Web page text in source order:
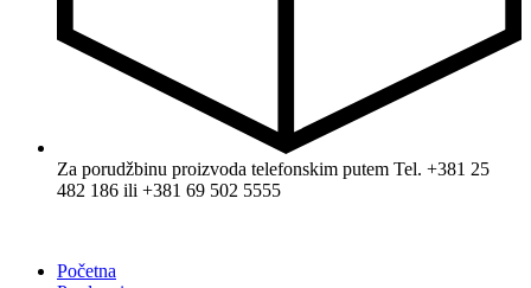
Za porudžbinu proizvoda telefonskim putem Tel. +381 25
482 186 ili +381 69 502 5555
Početna